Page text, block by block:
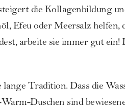
die Kollagenbildung
Efeu oder Meersalz
arbeite sie immer gut
lange Tradition. Dass die
Duschen sind